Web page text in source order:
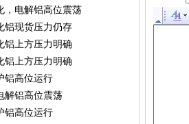
，电解铝高位震荡
铝现货压力仍存
铝上方压力明确
铝上方压力明确
铝高位运行
解铝高位震荡
铝高位运行